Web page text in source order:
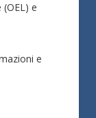
e
e